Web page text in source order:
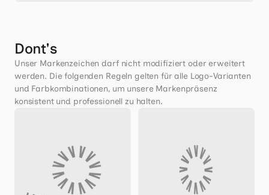
Dont's
Unser Markenzeichen darf nicht modifiziert oder erweitert
werden. Die folgenden Regeln gelten für alle Logo-Varianten
und Farbkombinationen, um unsere Markenpräsenz
konsistent und professionell zu halten.